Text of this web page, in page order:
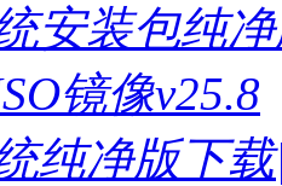
安装包纯
镜像v25.8
纯净版下